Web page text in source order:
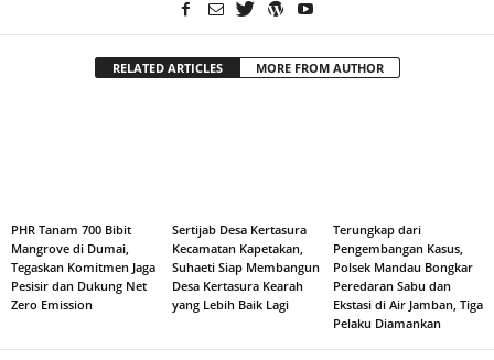
RELATED ARTICLES MORE FROM AUTHOR
PHR Tanam 700 Bibit
Mangrove di Dumai,
Tegaskan Komitmen Jaga
Pesisir dan Dukung Net
Zero Emission
Sertijab Desa Kertasura
Kecamatan Kapetakan,
Suhaeti Siap Membangun
Desa Kertasura Kearah
yang Lebih Baik Lagi
Terungkap dari
Pengembangan Kasus,
Polsek Mandau Bongkar
Peredaran Sabu dan
Ekstasi di Air Jamban, Tiga
Pelaku Diamankan